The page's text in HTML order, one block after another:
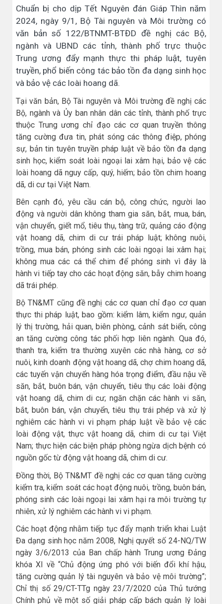
Chuẩn bị cho dịp Tết Nguyên đán Giáp Thìn năm
2024, ngày 9/1, Bộ Tài nguyên và Môi trường có
văn bản số 122/BTNMT-BTĐD đề nghị các Bộ,
ngành và UBND các tỉnh, thành phố trực thuộc
Trung ương đẩy mạnh thực thi pháp luật, tuyên
truyền, phổ biến công tác bảo tồn đa dạng sinh học
và bảo vệ các loài hoang dã.
Tại văn bản, Bộ Tài nguyên và Môi trường đề nghị các
Bộ, ngành và Ủy ban nhân dân các tỉnh, thành phố trực
thuộc Trung ương chỉ đạo các cơ quan truyền thông
tăng cường đưa tin, phát sóng các thông điệp, phóng
sự, bản tin tuyên truyền pháp luật về bảo tồn đa dạng
sinh học, kiểm soát loài ngoại lai xâm hại, bảo vệ các
loài hoang dã nguy cấp, quý, hiếm; bảo tồn chim hoang
dã, di cư tại Việt Nam.
Bên cạnh đó, yêu cầu cán bộ, công chức, người lao
động và người dân không tham gia săn, bắt, mua, bán,
vận chuyển, giết mổ, tiêu thụ, tàng trữ, quảng cáo động
vật hoang dã, chim di cư trái pháp luật; không nuôi,
trồng, mua bán, phóng sinh các loài ngoại lai xâm hại;
không mua các cá thể chim để phóng sinh vì đây là
hành vi tiếp tay cho các hoạt động săn, bẫy chim hoang
dã trái phép.
Bộ TN&MT cũng đề nghị các cơ quan chỉ đạo cơ quan
thực thi pháp luật, bao gồm: kiểm lâm, kiểm ngư, quản
lý thị trường, hải quan, biên phòng, cảnh sát biển, công
an tăng cường công tác phối hợp liên ngành. Qua đó,
thanh tra, kiểm tra thường xuyên các nhà hàng, cơ sở
nuôi, kinh doanh động vật hoang dã, chợ chim hoang dã,
các tuyến vận chuyển hàng hóa trọng điểm, đầu nậu về
săn, bắt, buôn bán, vận chuyển, tiêu thụ các loài động
vật hoang dã, chim di cư; ngăn chặn các hành vi săn,
bắt, buôn bán, vận chuyển, tiêu thụ trái phép và xử lý
nghiêm các hành vi vi phạm pháp luật về bảo vệ các
loài động vật, thực vật hoang dã, chim di cư tại Việt
Nam; thực hiện các biện pháp phòng ngừa dịch bệnh có
nguồn gốc từ động vật hoang dã, chim di cư.
Đồng thời, Bộ TN&MT đề nghị các cơ quan tăng cường
kiểm tra, kiểm soát các hoạt động nuôi, trồng, buôn bán,
phóng sinh các loài ngoại lai xâm hại ra môi trường tự
nhiên, xử lý nghiêm các hành vi vi phạm.
Các hoạt động nhằm tiếp tục đẩy mạnh triển khai Luật
Đa dạng sinh học năm 2008, Nghị quyết số 24-NQ/TW
ngày 3/6/2013 của Ban chấp hành Trung ương Đảng
khóa XI về “Chủ động ứng phó với biến đổi khí hậu,
tăng cường quản lý tài nguyên và bảo vệ môi trường”;
Chỉ thị số 29/CT-TTg ngày 23/7/2020 của Thủ tướng
Chính phủ về một số giải pháp cấp bách quản lý loài